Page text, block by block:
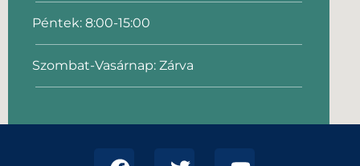
Péntek: 8:00-15:00
Szombat-Vasárnap: Zárva